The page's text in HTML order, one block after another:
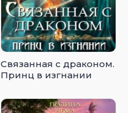
Связанная с драконом.
Принц в изгнании